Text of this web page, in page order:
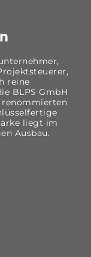
reine
BLPS GmbH
renommierten
liegt im
Ausbau.